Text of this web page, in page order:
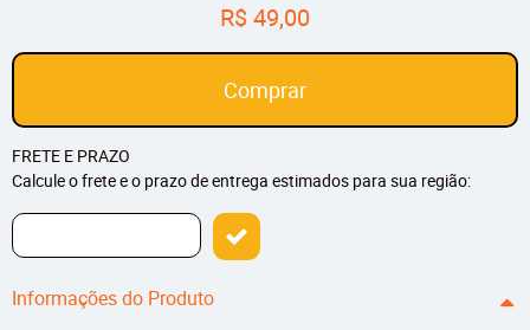
R$ 49,00
Comprar
FRETE E PRAZO
Calcule o frete e o prazo de entrega estimados para sua região:
Informações do Produto